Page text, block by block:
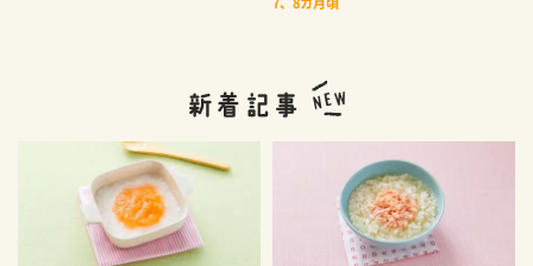
7、8カ月頃